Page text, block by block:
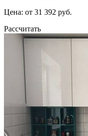
Цена: от 31 392 руб.
Рассчитать